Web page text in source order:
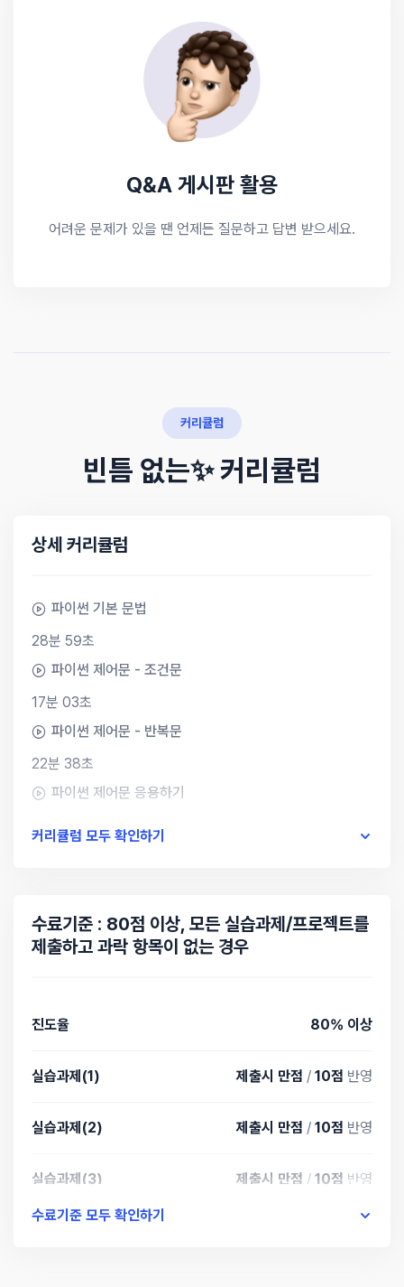
Q&A 게시판 활용
어려운 문제가 있을 땐 언제든 질문하고 답변 받으세요.
커리큘럼
빈틈 없는✨ 커리큘럼
상세 커리큘럼
파이썬 기본 문법
28분 59초
파이썬 제어문 - 조건문
17분 03초
파이썬 제어문 - 반복문
22분 38초
파이썬 제어문 응용하기
32분 59초
파이썬 함수 응용
18분 55초
30분 05초
30분 35초
Selenium 소개 및 시작
커리큘럼 모두 확인하기
수료기준 : 80점 이상, 모든 실습과제/프로젝트를
제출하고 과락 항목이 없는 경우
진도율 80% 이상
실습과제(1) 제출시 만점 / 10점 반영
실습과제(2) 제출시 만점 / 10점 반영
실습과제(3) 제출시 만점 / 10점 반영
수료기준 모두 확인하기